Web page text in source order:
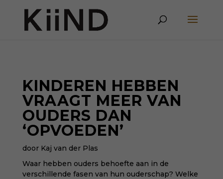
KINDEREN HEBBEN
VRAAGT MEER VAN
OUDERS DAN
‘OPVOEDEN’
door Kaj van der Plas
Waar hebben ouders behoefte aan in de
verschillende fasen van hun ouderschap? Welke